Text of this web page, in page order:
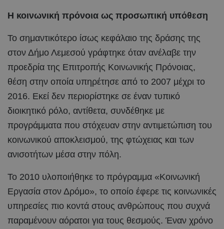
Η κοινωνική πρόνοια ως προσωπική υπόθεση
Το σημαντικότερο ίσως κεφάλαιο της δράσης της
στον Δήμο Λεμεσού γράφτηκε όταν ανέλαβε την
προεδρία της Επιτροπής Κοινωνικής Πρόνοιας,
θέση στην οποία υπηρέτησε από το 2007 μέχρι το
2016. Εκεί δεν περιορίστηκε σε έναν τυπικό
διοικητικό ρόλο, αντίθετα, συνδέθηκε με
προγράμματα που στόχευαν στην αντιμετώπιση του
κοινωνικού αποκλεισμού, της φτώχειας και των
ανισοτήτων μέσα στην πόλη.
Το 2010 υλοποιήθηκε το πρόγραμμα «Κοινωνική
Εργασία στον Δρόμο», το οποίο έφερε τις κοινωνικές
υπηρεσίες πιο κοντά στους ανθρώπους που συχνά
παραμένουν αόρατοι για τους θεσμούς. Έναν χρόνο